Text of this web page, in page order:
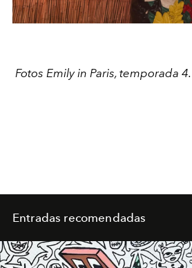
Fotos Emily in Paris, temporada
Entradas recomendadas